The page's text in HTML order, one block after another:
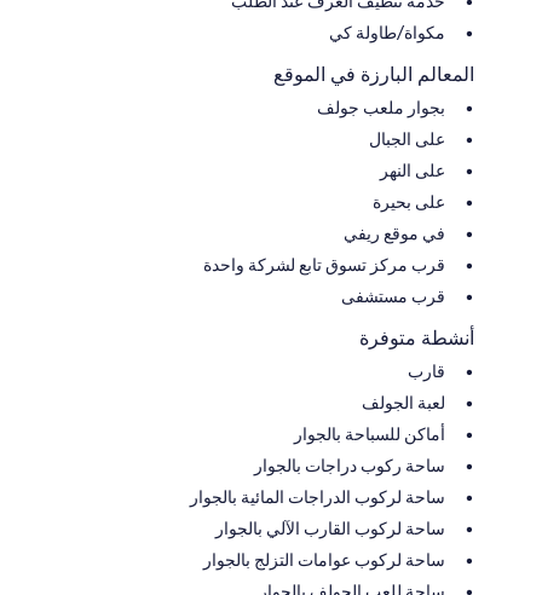
مكواة/طاولة كي
المعالم البارزة في الموقع
بجوار ملعب جولف
على الجبال
على النهر
على بحيرة
في موقع ريفي
قرب مركز تسوق تابع لشركة واحدة
قرب مستشفى
أنشطة متوفرة
قارب
لعبة الجولف
أماكن للسباحة بالجوار
ساحة ركوب دراجات بالجوار
ساحة لركوب الدراجات المائية بالجوار
ساحة لركوب القارب الآلي بالجوار
ساحة لركوب عوامات التزلج بالجوار